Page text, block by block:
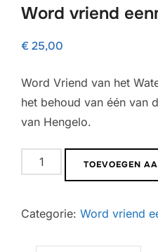
Word vriend
€25,00
Word Vriend van het
het behoud van één van
van Hengelo.
Word
vriend
€25,00
TOEVOEGEN
Categorie: Word vriend